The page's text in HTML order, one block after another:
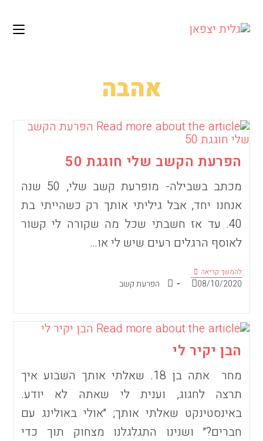
content
אהבה
הפרעת הקשב שלי חוגגת 50
מכתב בשבילה- מופרעת קשב שלי, 50 שנה
אנחנו יחד, אבל גיליתי אותך רק כשהייתי בת
40. עד אז חשבתי שכל מה שקורה לי קשור
לאוסף הרגלים רעים שיש לי או…
להמשך קריאההפרעת
הקשב
שלי
פורסם:
08/10/2020 קטגוריה:הפרעת קשב
הבן יקיר לי
מחר אתה בן 18. שאלתי אותך השבוע איך
תרצה לחגוג, וענית לי שאתה לא יודע.
באינסטינקט שאלתי אותך; ״אולי באולינג עם
חברים?״ ושנינו התגלגלנו מצחוק תוך כדי